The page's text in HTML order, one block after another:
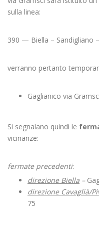
sulla linea:
390 — Biella – Sandigliano
verranno pertanto
Gaglianico via
Si segnalano quindi le
vicinanze:
fermate precedenti:
direzione Biella –
direzione Cavaglià/
75